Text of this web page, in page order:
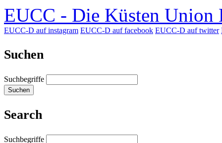
EUCC - Die Küsten Union
EUCC-D auf instagram EUCC-D auf facebook EUCC-D auf twitter
Suchen
Suchbegriffe
Suchen
Search
Suchbegriffe